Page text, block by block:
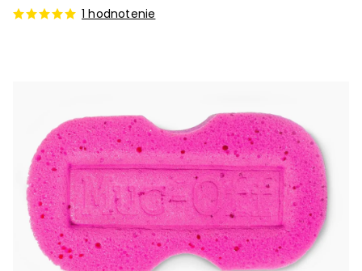
1 hodnotenie